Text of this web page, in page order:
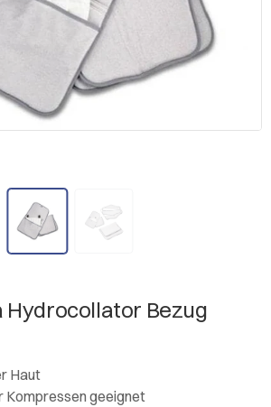
Hydrocollator Bezug
Haut
Kompressen geeignet